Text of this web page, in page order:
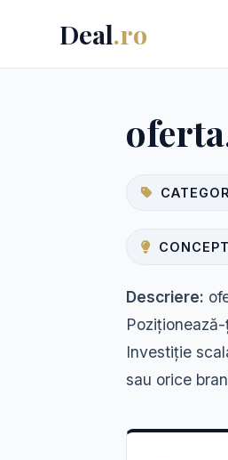
Deal.ro
Descriere:
Investiție
sau orice